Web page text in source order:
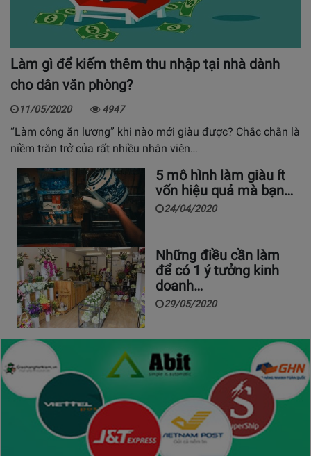
Làm gì để kiếm thêm thu nhập tại nhà dành
cho dân văn phòng?
11/05/2020 4947
“Làm công ăn lương” khi nào mới giàu được? Chắc chắn là
niềm trăn trở của rất nhiều nhân viên…
5 mô hình làm giàu ít
vốn hiệu quả mà bạn…
24/04/2020
Những điều cần làm
để có 1 ý tưởng kinh
doanh…
29/05/2020